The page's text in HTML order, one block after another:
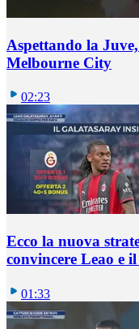
Aspettando la
Melbourne City
02:23
Ecco la nuova
convincere Leao e
01:33